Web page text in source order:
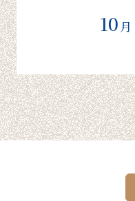
10 月